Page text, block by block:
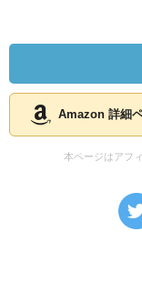
Amazon 詳細
本ページはアフ